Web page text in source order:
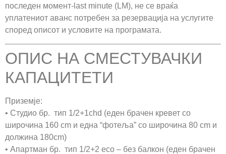
последен момент-last minute (LM), не се враќа
уплатениот аванс потребен за резервација на услугите
според описот и условите на програмата.
ОПИС НА СМЕСТУВАЧКИ
КАПАЦИТЕТИ
Приземје:
• Студио бр. тип 1/2+1chd (еден брачен кревет со
широчина 160 cm и една “фотеља” со широчина 80 cm и
должина 180cm)
• Апартман бр. тип 1/2+2 eco – без балкон (еден брачен